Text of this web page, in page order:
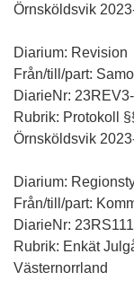
Örnsköldsvik
Diarium: Revision
Från/till/part:
DiarieNr:
Rubrik: Protokoll
Örnsköldsvik
Diarium:
Från/till/part:
DiarieNr:
Rubrik: Enkät
Västernorrland